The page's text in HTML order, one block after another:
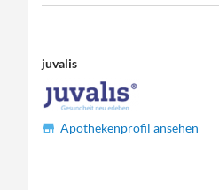
juvalis
Apothekenprofil ansehen